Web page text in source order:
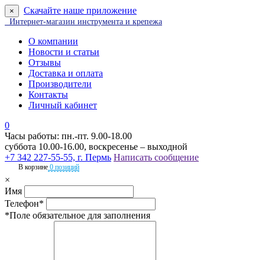
× Скачайте наше приложение
Интернет-магазин инструмента и крепежа
О компании
Новости и статьи
Отзывы
Доставка и оплата
Производители
Контакты
Личный кабинет
0
Часы работы: пн.-пт. 9.00-18.00
суббота 10.00-16.00, воскресенье – выходной
+7 342 227-55-55, г. Пермь Написать сообщение
В корзине 0 позиций
×
Имя
Телефон*
*Поле обязательное для заполнения